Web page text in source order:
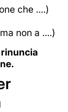
che ....)
non a ....)